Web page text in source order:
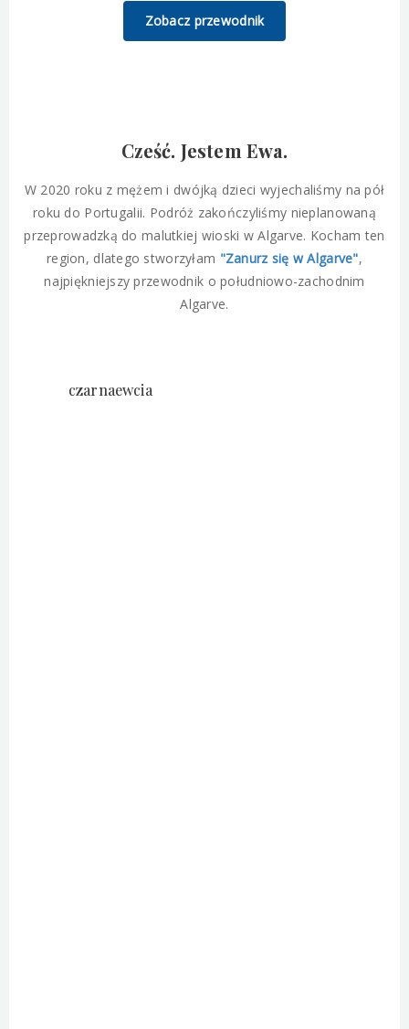
Zobacz przewodnik
Cześć. Jestem Ewa.
W 2020 roku z mężem i dwójką dzieci wyjechaliśmy na pół
roku do Portugalii. Podróż zakończyliśmy nieplanowaną
przeprowadzką do malutkiej wioski w Algarve. Kocham ten
region, dlatego stworzyłam "Zanurz się w Algarve",
najpiękniejszy przewodnik o południowo-zachodnim
Algarve.
czarnaewcia